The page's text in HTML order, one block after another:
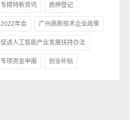
专精特新资讯 质押登记
2022年会 广州高新技术企业政策
促进人工智能产业发展扶持办法
专项资金申报 创业补贴